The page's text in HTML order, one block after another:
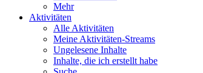
Mehr
Aktivitäten
Alle Aktivitäten
Meine Aktivitäten-Streams
Ungelesene Inhalte
Inhalte, die ich erstellt habe